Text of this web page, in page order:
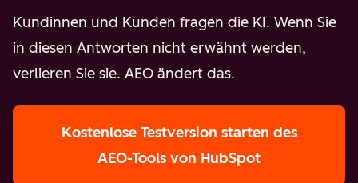
Kundinnen und Kunden fragen die KI. Wenn Sie
in diesen Antworten nicht erwähnt werden,
verlieren Sie sie. AEO ändert das.
Kostenlose Testversion starten des
AEO-Tools von HubSpot